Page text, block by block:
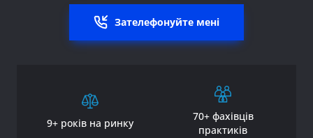
Зателефонуйте мені
9+ років на ринку
70+ фахівців
практиків